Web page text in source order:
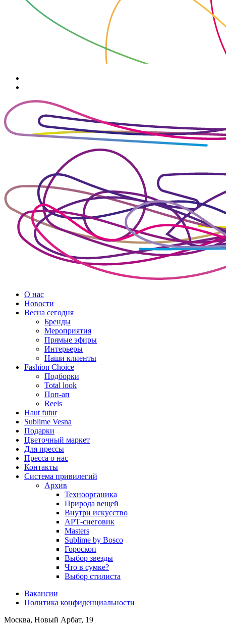
О нас
Новости
Весна сегодня
Бренды
Меро­приятия
Прямые эфиры
Интерьеры
Наши клиенты
Fashion Choice
Подборки
Total look
Поп-ап
Reels
Haut futur
Sublime Vesna
Подарки
Цветочный маркет
Для прессы
Пресса о нас
Контакты
Система привилегий
Архив
Техноорганика
Природа вещей
Внутри искусство
АРТ-снеговик
Masters
Sublime by Bosco
Гороскоп
Выбор звезды
Что в сумке?
Выбор стилиста
Вакансии
Политика конфиден­циальности
Москва, Новый Арбат, 19